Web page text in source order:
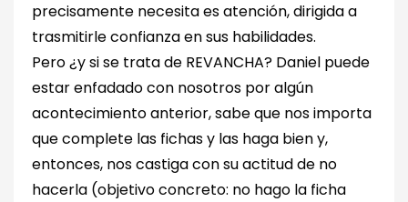
precisamente necesita es atención, dirigida a
trasmitirle confianza en sus habilidades.
Pero ¿y si se trata de REVANCHA? Daniel puede
estar enfadado con nosotros por algún
acontecimiento anterior, sabe que nos importa
que complete las fichas y las haga bien y,
entonces, nos castiga con su actitud de no
hacerla (objetivo concreto: no hago la ficha